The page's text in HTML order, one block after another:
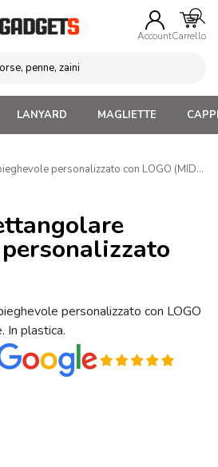
AccountCarrello
LANYARD MAGLIETTE
personalizzato con LOGO
per lei
personalizzato con LOGO
In plastica.